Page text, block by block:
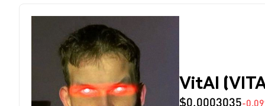
VitAI
$0.0003035-